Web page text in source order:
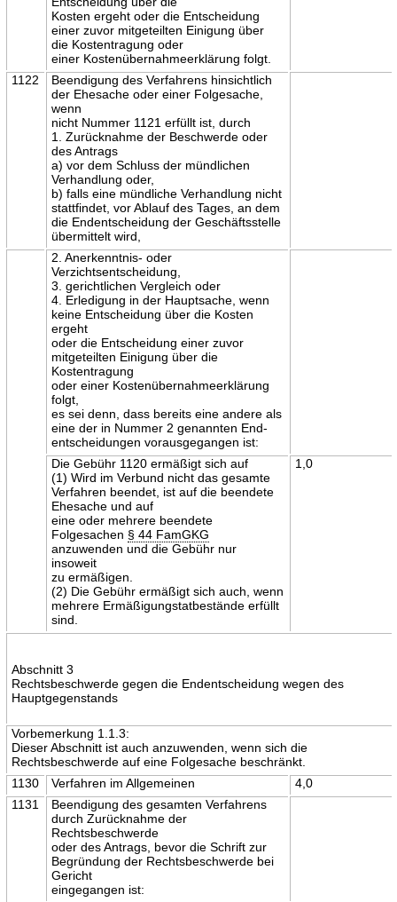
Kosten ergeht oder die Entscheidung
einer zuvor mitgeteilten Einigung über
die Kostentragung oder
einer Kostenübernahmeerklärung folgt.
1122
Beendigung des Verfahrens hinsichtlich
der Ehesache oder einer Folgesache,
wenn
nicht Nummer 1121 erfüllt ist, durch
1. Zurücknahme der Beschwerde oder
des Antrags
a) vor dem Schluss der mündlichen
Verhandlung oder,
b) falls eine mündliche Verhandlung nicht
stattfindet, vor Ablauf des Tages, an dem
die Endentscheidung der Geschäftsstelle
übermittelt wird,
2. Anerkenntnis- oder
Verzichtsentscheidung,
3. gerichtlichen Vergleich oder
4. Erledigung in der Hauptsache, wenn
keine Entscheidung über die Kosten
ergeht
oder die Entscheidung einer zuvor
mitgeteilten Einigung über die
Kostentragung
oder einer Kostenübernahmeerklärung
folgt,
es sei denn, dass bereits eine andere als
eine der in Nummer 2 genannten End-
entscheidungen vorausgegangen ist:
Die Gebühr 1120 ermäßigt sich auf
(1) Wird im Verbund nicht das gesamte
Verfahren beendet, ist auf die beendete
Ehesache und auf
eine oder mehrere beendete
Folgesachen § 44 FamGKG
anzuwenden und die Gebühr nur
insoweit
zu ermäßigen.
(2) Die Gebühr ermäßigt sich auch, wenn
mehrere Ermäßigungstatbestände erfüllt
sind.
1,0
Abschnitt 3
Rechtsbeschwerde gegen die Endentscheidung wegen des
Hauptgegenstands
Vorbemerkung 1.1.3:
Dieser Abschnitt ist auch anzuwenden, wenn sich die
Rechtsbeschwerde auf eine Folgesache beschränkt.
1130
Verfahren im Allgemeinen
4,0
1131
Beendigung des gesamten Verfahrens
durch Zurücknahme der
Rechtsbeschwerde
oder des Antrags, bevor die Schrift zur
Begründung der Rechtsbeschwerde bei
Gericht
eingegangen ist: